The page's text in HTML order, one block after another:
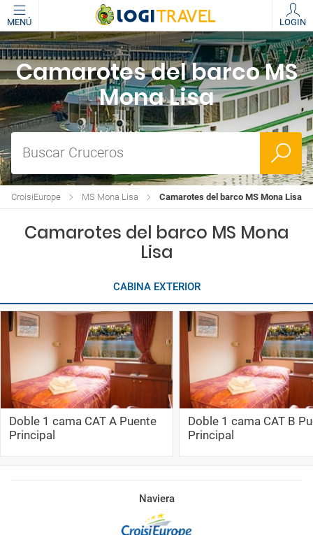
MENÚ LOGIN
Camarotes del barco MS
Mona Lisa
Buscar Cruceros
Camarotes del barco MS Mona Lisa
MS Mona Lisa
CroisiEurope
Camarotes del barco MS Mona
Lisa
CABINA EXTERIOR
Doble 1 cama CAT A Puente
Principal
Doble 1 cama CAT B
Principal
Naviera